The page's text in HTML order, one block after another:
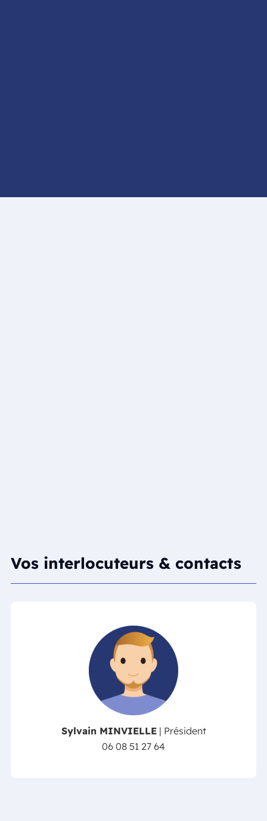
Vos interlocuteurs & contacts
Sylvain MINVIELLE| Président
06 08 51 27 64